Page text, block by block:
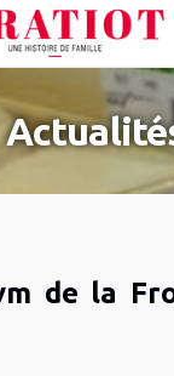
cookies
de la